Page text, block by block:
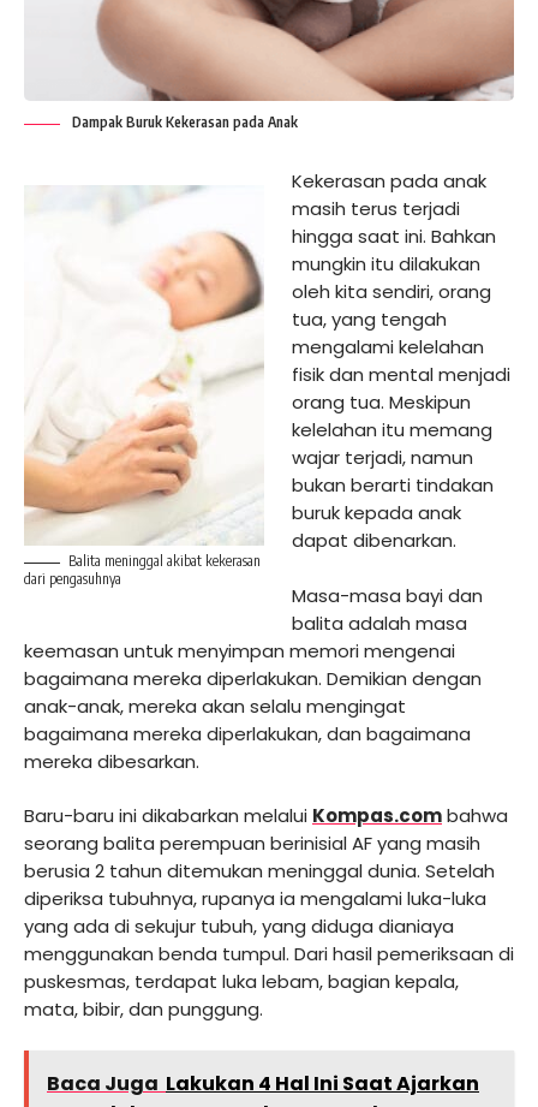
Dampak Buruk Kekerasan pada Anak
Balita meninggal akibat kekerasan
dari pengasuhnya
Kekerasan pada anak
masih terus terjadi
hingga saat ini. Bahkan
mungkin itu dilakukan
oleh kita sendiri, orang
tua, yang tengah
mengalami kelelahan
fisik dan mental menjadi
orang tua. Meskipun
kelelahan itu memang
wajar terjadi, namun
bukan berarti tindakan
buruk kepada anak
dapat dibenarkan.
Masa-masa bayi dan
balita adalah masa
keemasan untuk menyimpan memori mengenai
bagaimana mereka diperlakukan. Demikian dengan
anak-anak, mereka akan selalu mengingat
bagaimana mereka diperlakukan, dan bagaimana
mereka dibesarkan.
Baru-baru ini dikabarkan melalui Kompas.combahwa
seorang balita perempuan berinisial AF yang masih
berusia 2 tahun ditemukan meninggal dunia. Setelah
diperiksa tubuhnya, rupanya ia mengalami luka-luka
yang ada di sekujur tubuh, yang diduga dianiaya
menggunakan benda tumpul. Dari hasil pemeriksaan di
puskesmas, terdapat luka lebam, bagian kepala,
mata, bibir, dan punggung.
Baca Juga Lakukan 4 Hal Ini Saat Ajarkan